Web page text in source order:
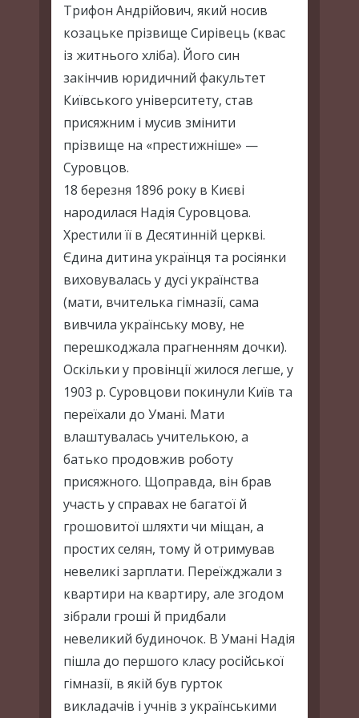
Трифон Андрійович, який носив
козацьке прізвище Сирівець (квас
із житнього хліба). Його син
закінчив юридичний факультет
Київського університету, став
присяжним і мусив змінити
прізвище на «престижніше» —
Суровцов.
18 березня 1896 року в Києві
народилася Надія Суровцова.
Хрестили її в Десятинній церкві.
Єдина дитина українця та росіянки
виховувалась у дусі українства
(мати, вчителька гімназії, сама
вивчила українську мову, не
перешкоджала прагненням дочки).
Оскільки у провінції жилося легше, у
1903 р. Суровцови покинули Київ та
переїхали до Умані. Мати
влаштувалась учителькою, а
батько продовжив роботу
присяжного. Щоправда, він брав
участь у справах не багатої й
грошовитої шляхти чи міщан, а
простих селян, тому й отримував
невеликі зарплати. Переїжджали з
квартири на квартиру, але згодом
зібрали гроші й придбали
невеликий будиночок. В Умані Надія
пішла до першого класу російської
гімназії, в якій був гурток
викладачів і учнів з українськими